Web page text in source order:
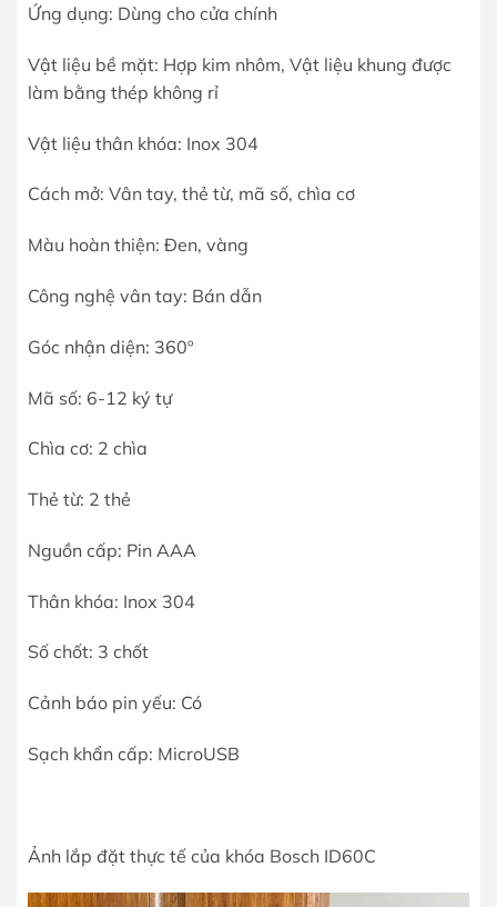
Ứng dụng: Dùng cho cửa chính
Vật liệu bề mặt: Hợp kim nhôm, Vật liệu khung được
làm bằng thép không rỉ
Vật liệu thân khóa: Inox 304
Cách mở: Vân tay, thẻ từ, mã số, chìa cơ
Màu hoàn thiện: Đen, vàng
Công nghệ vân tay: Bán dẫn
Góc nhận diện: 360º
Mã số: 6-12 ký tự
Chìa cơ: 2 chìa
Thẻ từ: 2 thẻ
Nguồn cấp: Pin AAA
Thân khóa: Inox 304
Số chốt: 3 chốt
Cảnh báo pin yếu: Có
Sạch khẩn cấp: MicroUSB
Ảnh lắp đặt thực tế của khóa Bosch ID60C